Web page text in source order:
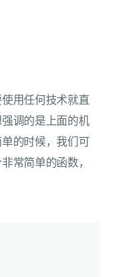
用任何技术就直
调的是上面的机
的时候，我们可
常简单的函数，